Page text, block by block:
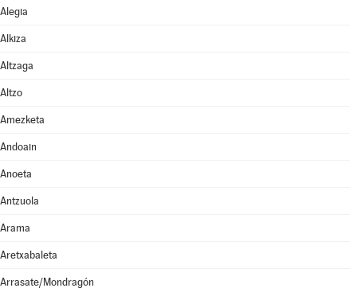
Alegia
Alkiza
Altzaga
Altzo
Amezketa
Andoain
Anoeta
Antzuola
Arama
Aretxabaleta
Arrasate/Mondragón